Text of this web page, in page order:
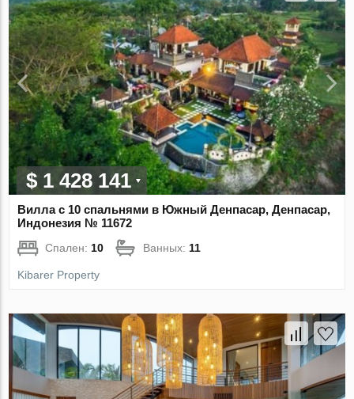
$ 1 428 141
Вилла с 10 спальнями в Южный Денпасар, Денпасар,
Индонезия № 11672
Спален: 10 Ванных: 11
Kibarer Property